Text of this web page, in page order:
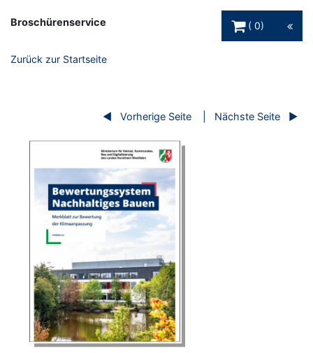
Broschürenservice
0
Zurück zur Startseite
Vorherige Seite Nächste Seite